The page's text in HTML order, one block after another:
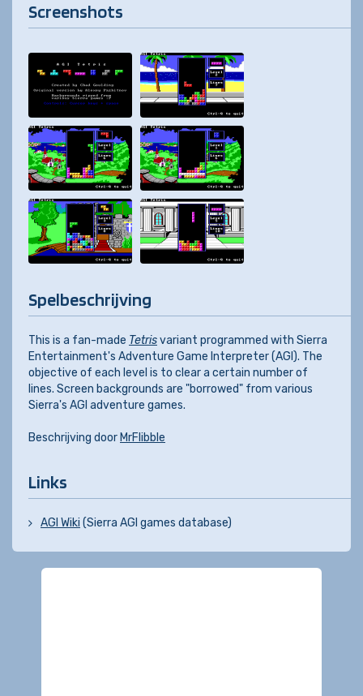
Screenshots
Spelbeschrijving
This is a fan-made Tetrisvariant programmed with Sierra
Entertainment's Adventure Game Interpreter (AGI). The
objective of each level is to clear a certain number of
lines. Screen backgrounds are "borrowed" from various
Sierra's AGI adventure games.
Beschrijving door MrFlibble
Links
AGI Wiki (Sierra AGI games database)